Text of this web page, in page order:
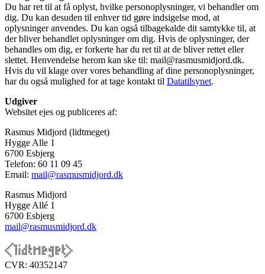
Du har ret til at få oplyst, hvilke personoplysninger, vi behandler om
dig. Du kan desuden til enhver tid gøre indsigelse mod, at
oplysninger anvendes. Du kan også tilbagekalde dit samtykke til, at
der bliver behandlet oplysninger om dig. Hvis de oplysninger, der
behandles om dig, er forkerte har du ret til at de bliver rettet eller
slettet. Henvendelse herom kan ske til: mail@rasmusmidjord.dk.
Hvis du vil klage over vores behandling af dine personoplysninger,
har du også mulighed for at tage kontakt til Datatilsynet.
Udgiver
Websitet ejes og publiceres af:
Rasmus Midjord (lidtmeget)
Hygge Alle 1
6700 Esbjerg
Telefon: 60 11 09 45
Email: mail@rasmusmidjord.dk
Rasmus Midjord
Hygge Allé 1
6700 Esbjerg
mail@rasmusmidjord.dk
CVR: 40352147